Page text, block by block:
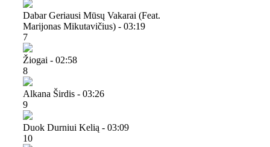
Dabar Geriausi Mūsų Vakarai (feat.
Marijonas Mikutavičius) - 03:19
7
Žiogai - 02:58
8
Alkana Širdis - 03:26
9
Duok Durniui Kelią - 03:09
10